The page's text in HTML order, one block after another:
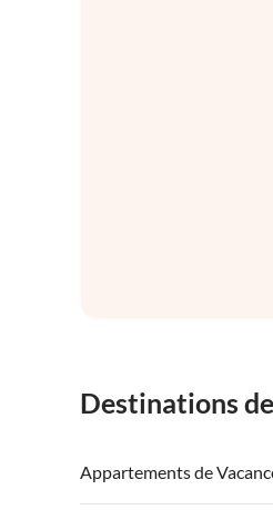
Destinations
Appartements de